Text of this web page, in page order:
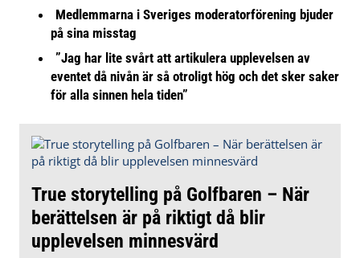
Medlemmarna i Sveriges moderatorförening bjuder
på sina misstag
”Jag har lite svårt att artikulera upplevelsen av
eventet då nivån är så otroligt hög och det sker saker
för alla sinnen hela tiden”
True storytelling på Golfbaren – När
berättelsen är på riktigt då blir
upplevelsen minnesvärd